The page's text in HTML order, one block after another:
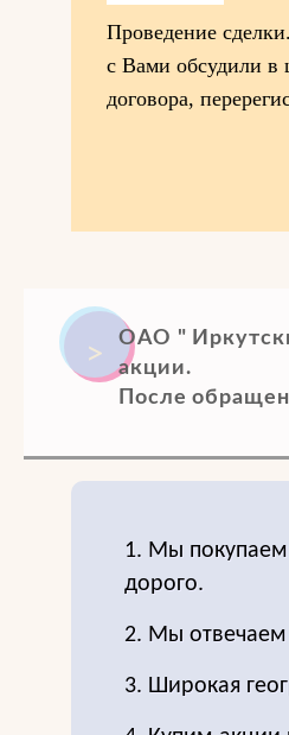
Проведение
с Вами обсудили в
договора,
ОАО "
акции.
После
1. Мы покупаем
дорого.
2. Мы отвечаем
3. Широкая